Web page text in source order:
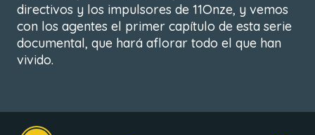
directivos y los impulsores de 11Onze, y vemos
con los agentes el primer capítulo de esta serie
documental, que hará aflorar todo el que han
vivido.